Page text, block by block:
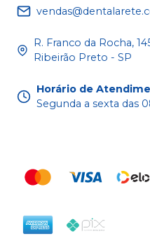
R. Franco da Rocha,
Ribeirão Preto - SP
Horário de
Segunda a sexta das